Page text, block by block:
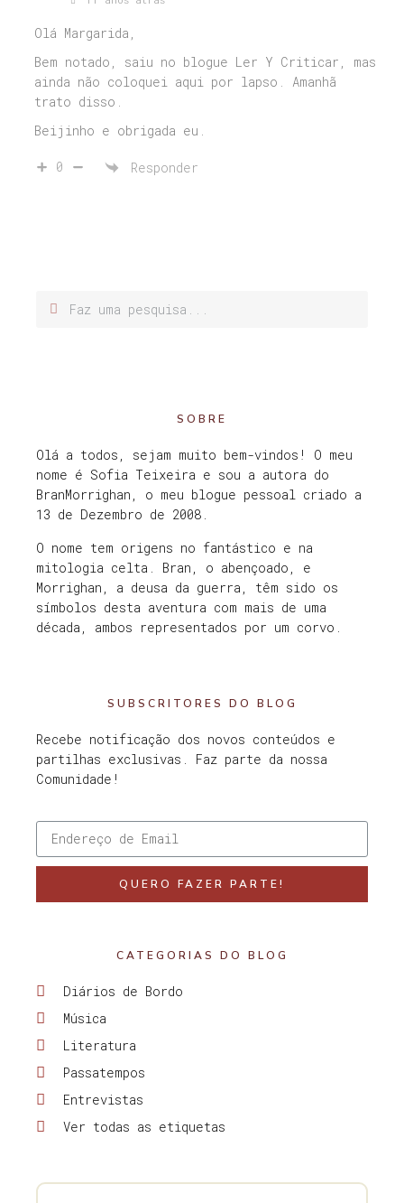
Olá Margarida,
Bem notado, saiu no blogue Ler Y Criticar, mas
ainda não coloquei aqui por lapso. Amanhã
trato disso.
Beijinho e obrigada eu.
0 Responder
SOBRE
Olá a todos, sejam muito bem-vindos! O meu
nome é Sofia Teixeira e sou a autora do
BranMorrighan, o meu blogue pessoal criado a
13 de Dezembro de 2008.
O nome tem origens no fantástico e na
mitologia celta. Bran, o abençoado, e
Morrighan, a deusa da guerra, têm sido os
símbolos desta aventura com mais de uma
década, ambos representados por um corvo.
SUBSCRITORES DO BLOG
Recebe notificação dos novos conteúdos e
partilhas exclusivas. Faz parte da nossa
Comunidade!
QUERO FAZER PARTE!
CATEGORIAS DO BLOG
Diários de Bordo
Música
Literatura
Passatempos
Entrevistas
Ver todas as etiquetas